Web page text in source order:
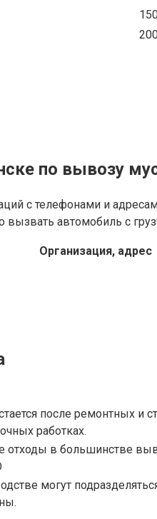
по вывозу
с телефонами и
автомобиль с
Организация, адрес
после ремонтных и
работках.
в большинстве
могут